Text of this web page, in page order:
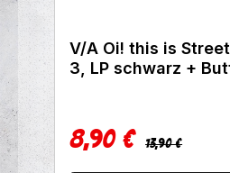
V/A Oi! this is
3, LP schwarz +
Verkaufspreis:
8,90 € Regulärer Preis:
13,90 €